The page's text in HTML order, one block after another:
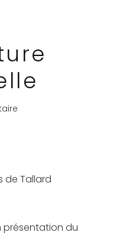
de Tallard
présentation du